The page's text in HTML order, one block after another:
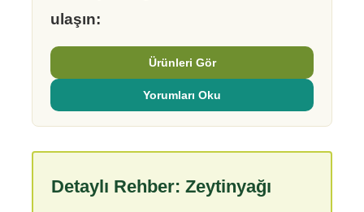
ulaşın:
Ürünleri Gör
Yorumları Oku
Detaylı Rehber: Zeytinyağı